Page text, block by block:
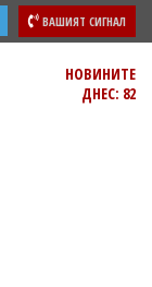
ВАШИЯТ СИГНАЛ
НОВИНИТЕ
ДНЕС: 82